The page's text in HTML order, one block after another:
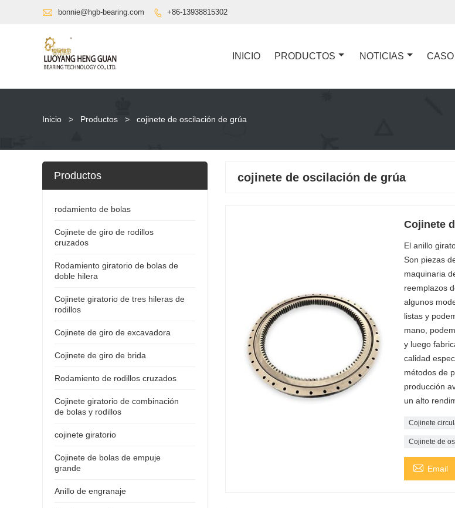
 bonnie@hgb-bearing.com  +86-13938815302
INICIO PRODUCTOS NOTICIAS CASO
Inicio > Productos > cojinete de oscilación de grúa
cojinete de oscilación de grúa
Cojinete
El anillo
Son piezas
maquinaria
reemplazos
algunos
listas y
mano,
y luego
calidad
métodos de
producción
un alto
Cojinete
Cojinete de
 Email
Productos
rodamiento de bolas
Cojinete de giro de rodillos
cruzados
Rodamiento giratorio de bolas de
doble hilera
Cojinete giratorio de tres hileras de
rodillos
Cojinete de giro de excavadora
Cojinete de giro de brida
Rodamiento de rodillos cruzados
Cojinete giratorio de combinación
de bolas y rodillos
cojinete giratorio
Cojinete de bolas de empuje
grande
Anillo de engranaje